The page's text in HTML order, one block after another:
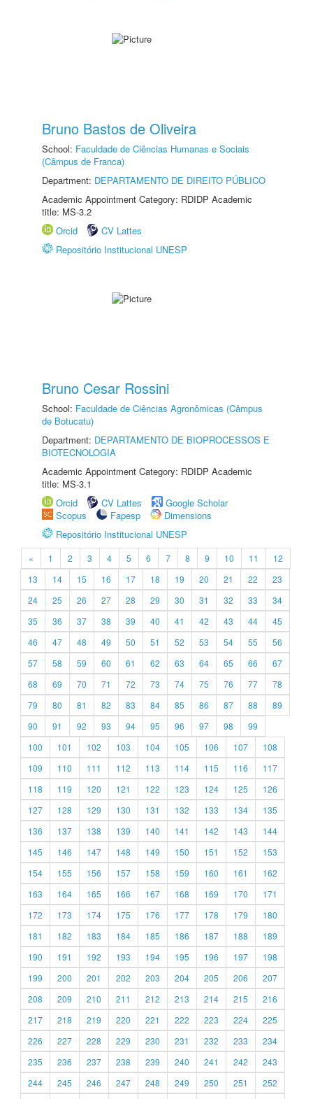
Bruno Bastos de Oliveira
School: Faculdade de Ciências Humanas e Sociais
(Câmpus de Franca)
Department: DEPARTAMENTO DE DIREITO PÚBLICO
Academic Appointment Category: RDIDP Academic
title: MS-3.2
Orcid
CV Lattes
Repositório Institucional UNESP
Bruno Cesar Rossini
School: Faculdade de Ciências Agronômicas (Câmpus
de Botucatu)
Department: DEPARTAMENTO DE BIOPROCESSOS E
BIOTECNOLOGIA
Academic Appointment Category: RDIDP Academic
title: MS-3.1
Orcid
CV Lattes
Google Scholar
Scopus
Fapesp
Dimensions
Repositório Institucional UNESP
« 1 2 3 4 5 6 7 8 9 10 11
12
13
14 15 16 17 18 19 20 21 22
23
24
25 26 27 28 29 30 31 32 33
34
35
36 37 38 39 40 41 42 43 44
45
46
47 48 49 50 51 52 53 54 55
56
57
58 59 60 61 62 63 64 65 66
67
68
69 70 71 72 73 74 75 76 77
78
79
80 81 82 83 84 85 86 87 88
89
90
91 92 93 94 95 96 97 98
99
100
101 102 103 104 105 106 107
108
109
110 111 112 113 114 115 116
117
118
119 120 121 122 123 124 125
126
127
128 129 130 131 132 133 134
135
136
137 138 139 140 141 142 143
144
145
146 147 148 149 150 151 152
153
154
155 156 157 158 159 160 161
162
163
164 165 166 167 168 169 170
171
172
173 174 175 176 177 178 179
180
181
182 183 184 185 186 187 188
189
190
191 192 193 194 195 196 197
198
199
200 201 202 203 204 205 206
207
208
209 210 211 212 213 214 215
216
217
218 219 220 221 222 223 224
225
226
227 228 229 230 231 232 233
234
235
236 237 238 239 240 241 242
243
244
245 246 247 248 249 250 251
252